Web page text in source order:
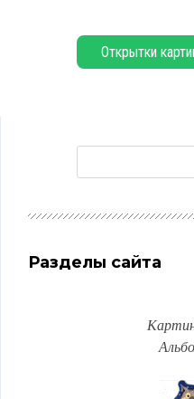
Открытки
Разделы сайта